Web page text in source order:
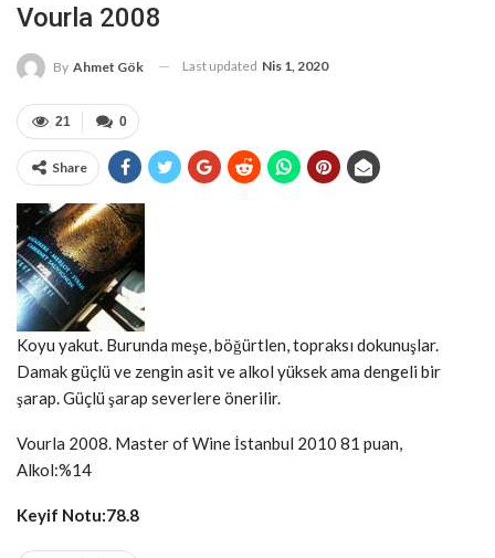
Vourla 2008
By Ahmet Gök Last updated Nis 1, 2020
0
21
Share
Koyu yakut. Burunda meşe, böğürtlen, topraksı dokunuşlar.
Damak güçlü ve zengin asit ve alkol yüksek ama dengeli bir
şarap. Güçlü şarap severlere önerilir.
Vourla 2008. Master of Wine İstanbul 2010 81 puan,
Alkol:%14
Keyif Notu:78.8